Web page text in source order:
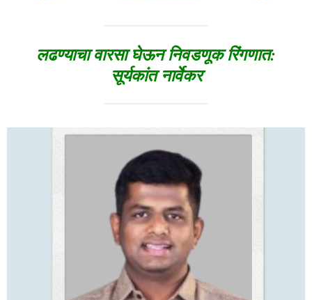
लढण्याचा वारसा घेऊन निवडणूक रिंगणात:
सूर्यकांत नार्वेकर